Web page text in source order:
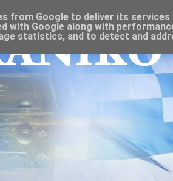
from Google to deliver its services
with Google along with
statistics, and to detect and